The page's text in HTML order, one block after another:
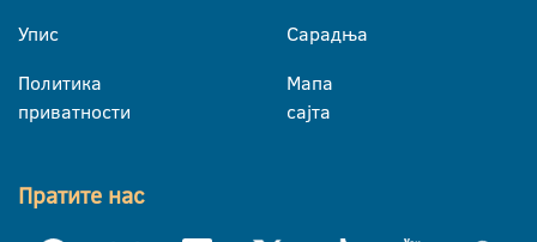
Упис
Политика
приватности
Сарадња
Мапа
сајта
Пратите нас